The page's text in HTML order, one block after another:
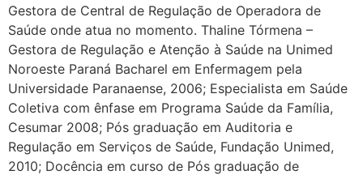
Gestora de Central de Regulação de Operadora de
Saúde onde atua no momento. Thaline Tórmena –
Gestora de Regulação e Atenção à Saúde na Unimed
Noroeste Paraná Bacharel em Enfermagem pela
Universidade Paranaense, 2006; Especialista em Saúde
Coletiva com ênfase em Programa Saúde da Família,
Cesumar 2008; Pós graduação em Auditoria e
Regulação em Serviços de Saúde, Fundação Unimed,
2010; Docência em curso de Pós graduação de